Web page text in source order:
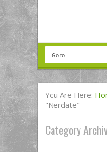
You Are Here:
"Nerdate"
Category